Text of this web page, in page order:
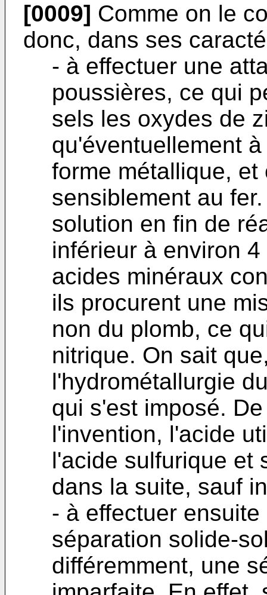
[0009] Comme on le
donc, dans ses
- à effectuer une
poussières, ce qui
sels les oxydes de
qu'éventuellement
forme métallique,
sensiblement au
solution en fin de
inférieur à environ
acides minéraux
ils procurent une
non du plomb, ce
nitrique. On sait
l'hydrométallurgie
qui s'est imposé.
l'invention, l'acide
l'acide sulfurique et
dans la suite, sauf
- à effectuer
séparation solide-
différemment, une